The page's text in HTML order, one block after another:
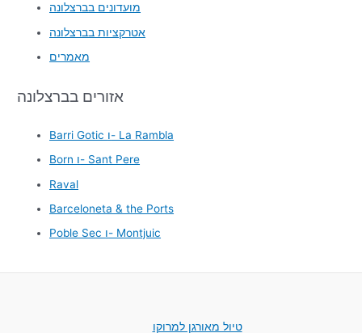
מועדונים בברצלונה
אטרקציות בברצלונה
מאמרים
אזורים בברצלונה
Barri Gotic ו- La Rambla
Born ו- Sant Pere
Raval
Barceloneta & the Ports
Poble Sec ו- Montjuic
טיול מאורגן למרוקו